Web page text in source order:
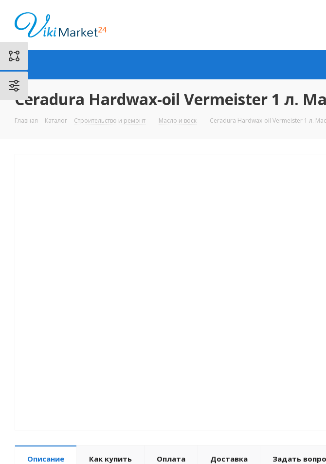
Ceradura Hardwax-oil Vermeister 1 л.
Главная - Каталог - Строительство и ремонт - Масло и воск - Ceradura Hardwax-oil Vermeister 1 л.
Описание Как купить Оплата Доставка Задать